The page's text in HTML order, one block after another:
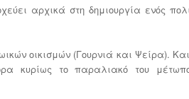
αρχικά στη δημιουργία ενός
οικισμών (Γουρνιά και Ψείρα).
κυρίως το παραλιακό του